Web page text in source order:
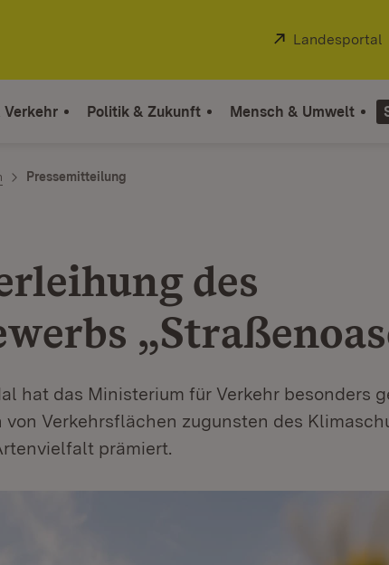
Extern:
Landesportal
Politik & Zukunft Mensch & Umwelt
Pressemitteilung
des
hat das Ministerium für Verkehr besonders
Verkehrsflächen zugunsten des
prämiert.